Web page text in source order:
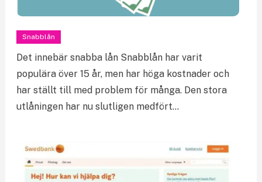
Snabblån
Det innebär snabba lån Snabblån har varit
populära över 15 år, men har höga kostnader och
har ställt till med problem för många. Den stora
utlåningen har nu slutligen medfört…